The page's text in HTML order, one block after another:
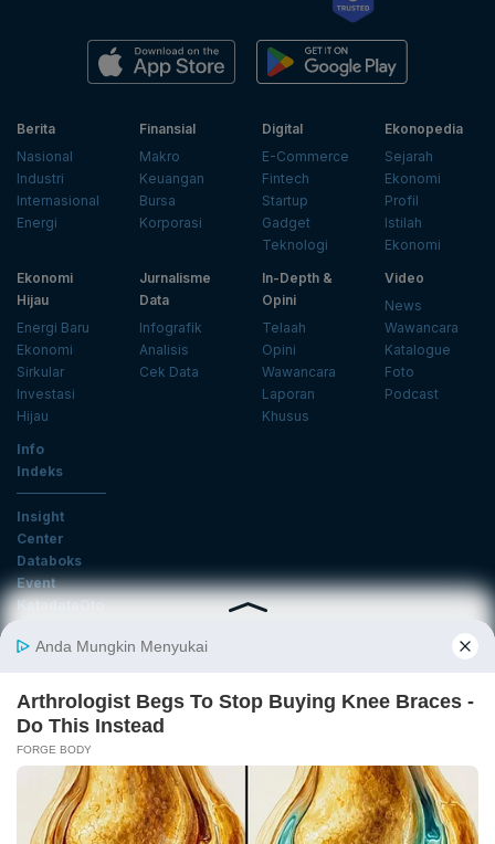
Berita
Nasional
Industri
Internasional
Energi
Finansial
Makro
Keuangan
Bursa
Korporasi
Digital
E-Commerce
Fintech
Startup
Gadget
Teknologi
Ekonopedia
Sejarah
Ekonomi
Profil
Istilah
Ekonomi
Ekonomi
Hijau
Energi Baru
Ekonomi
Sirkular
Investasi
Hijau
Jurnalisme
Data
Infografik
Analisis
Cek Data
In-Depth &
Opini
Telaah
Opini
Wawancara
Laporan
Khusus
Video
News
Wawancara
Katalogue
Foto
Podcast
Info
Indeks
Insight
Center
Databoks
Event
KatadataOto
Email
Daftar